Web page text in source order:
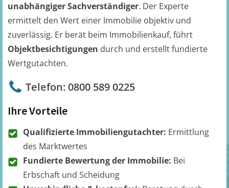
unabhängiger Sachverständiger. Der Experte
ermittelt den Wert einer Immobilie objektiv und
zuverlässig. Er berät beim Immobilienkauf, führt
Objektbesichtigungen durch und erstellt fundierte
Wertgutachten.
Telefon: 0800 589 0225
Ihre Vorteile
Qualifizierte Immobiliengutachter: Ermittlung
des Marktwertes
Fundierte Bewertung der Immobilie: Bei
Erbschaft und Scheidung